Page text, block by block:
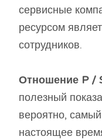
сервисные
ресурсом
сотрудников.
Отношение P /
полезный
вероятно,
настоящее